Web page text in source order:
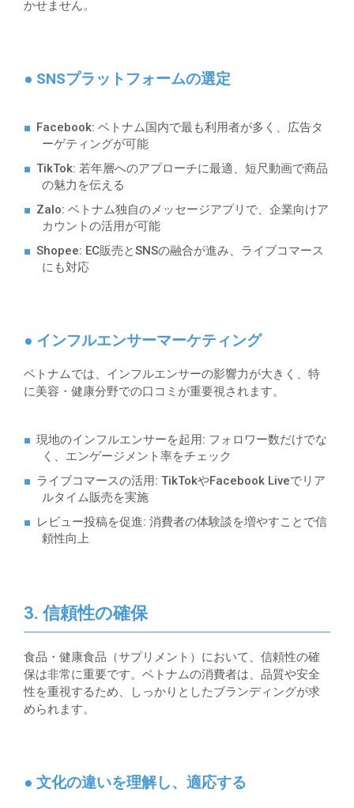
かせません。
● SNSプラットフォームの選定
Facebook: ベトナム国内で最も利用者が多く、広告タ
ーゲティングが可能
TikTok: 若年層へのアプローチに最適、短尺動画で商品
の魅力を伝える
Zalo: ベトナム独自のメッセージアプリで、企業向けア
カウントの活用が可能
Shopee: EC販売とSNSの融合が進み、ライブコマース
にも対応
● インフルエンサーマーケティング
ベトナムでは、インフルエンサーの影響力が大きく、特
に美容・健康分野での口コミが重要視されます。
現地のインフルエンサーを起用: フォロワー数だけでな
く、エンゲージメント率をチェック
ライブコマースの活用: TikTokやFacebook Liveでリア
ルタイム販売を実施
レビュー投稿を促進: 消費者の体験談を増やすことで信
頼性向上
3. 信頼性の確保
食品・健康食品（サプリメント）において、信頼性の確
保は非常に重要です。ベトナムの消費者は、品質や安全
性を重視するため、しっかりとしたブランディングが求
められます。
● 文化の違いを理解し、適応する